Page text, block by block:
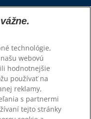
technológie,
webovú
hodnotnejšie
používať na
reklamy,
s partnermi
tejto stránky